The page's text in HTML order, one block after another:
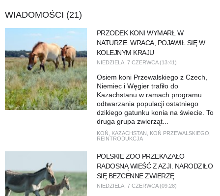
WIADOMOŚCI (21)
PRZODEK KONI WYMARŁ W
NATURZE. WRACA, POJAWIŁ SIĘ W
KOLEJNYM KRAJU
NIEDZIELA, 7 CZERWCA (13:41)
Osiem koni Przewalskiego z Czech,
Niemiec i Węgier trafiło do
Kazachstanu w ramach programu
odtwarzania populacji ostatniego
dzikiego gatunku konia na świecie. To
druga grupa zwierząt...
KOŃ KAZACHSTAN KOŃ PRZEWALSKIEGO
REINTRODUKCJA
POLSKIE ZOO PRZEKAZAŁO
RADOSNĄ WIEŚĆ Z AZJI. NARODZIŁO
SIĘ BEZCENNE ZWIERZĘ
NIEDZIELA, 7 CZERWCA (09:28)